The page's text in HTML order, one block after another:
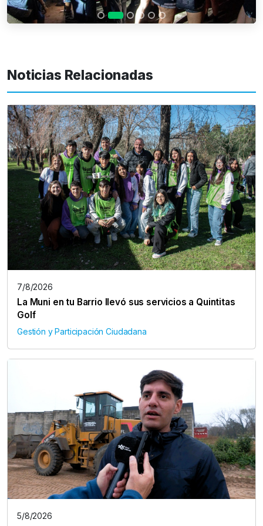
Noticias Relacionadas
7/8/2026
La Muni en tu Barrio llevó sus servicios a Quintitas
Golf
Gestión y Participación Ciudadana
5/8/2026